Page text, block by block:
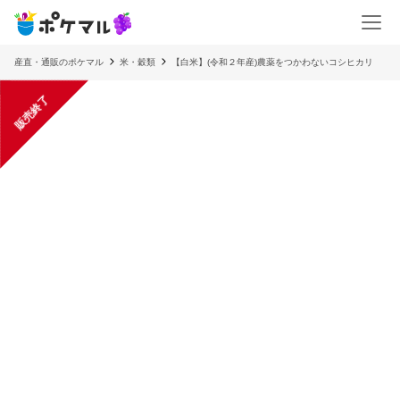
産直・通販のポケマル 米・穀類 【白米】(令和２年産)農薬をつかわないコシヒカリ
販売終了